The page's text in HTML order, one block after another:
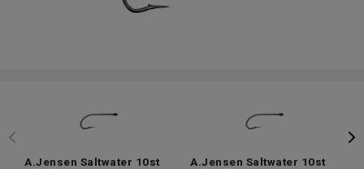
A.Jensen Saltwater 10st
A.Jensen Saltwater 10st